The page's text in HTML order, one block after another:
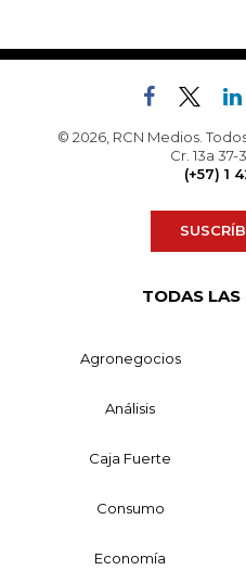
© 2026, RCN Medios.
Cr. 13a
(+57) 1
TODAS LAS
Agronegocios
Análisis
Caja Fuerte
Consumo
Economía